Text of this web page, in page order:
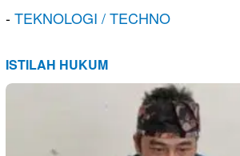
-TEKNOLOGI / TECHNO
ISTILAH HUKUM